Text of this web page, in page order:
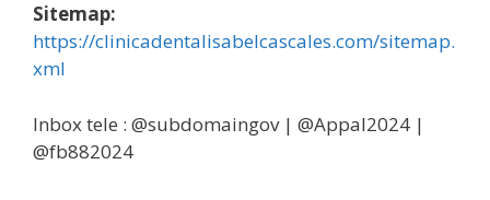
Sitemap:
https://clinicadentalisabelcascales.com/sitemap.
xml
Inbox tele : @subdomaingov | @Appal2024 |
@fb882024